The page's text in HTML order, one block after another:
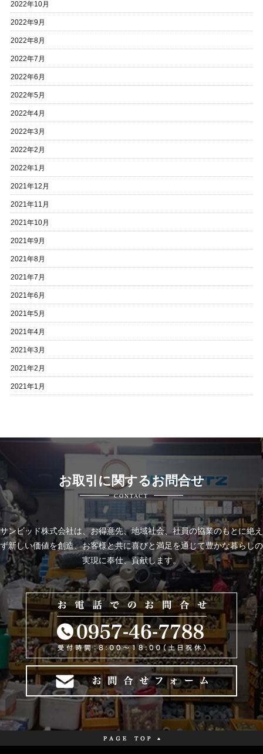
2022年10月
2022年9月
2022年8月
2022年7月
2022年6月
2022年5月
2022年4月
2022年3月
2022年2月
2022年1月
2021年12月
2021年11月
2021年10月
2021年9月
2021年8月
2021年7月
2021年6月
2021年5月
2021年4月
2021年3月
2021年2月
2021年1月
お取引に関するお問合せ
CONTACT
サンビッド株式会社は、お得意先、地域社会、社員の協業のもとに絶え
ず新しい価値を創造、お客様と共に喜びと満足を通じて豊かな暮らしの
実現に奉仕、貢献します。